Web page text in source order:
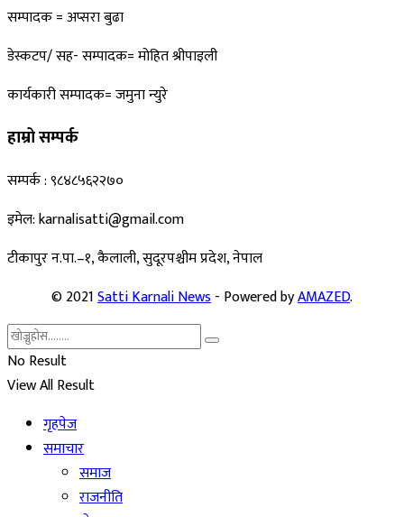
सम्पादक = अप्सरा बुढा
डेस्कटप/ सह- सम्पादक= माेहित श्रीपाइली
कार्यकारी सम्पादक= जमुना न्युरे
हाम्रो सम्पर्क
सम्पर्क : ९८४८५६२२७०
इमेल: karnalisatti@gmail.com
टीकापुर न.पा.–१, कैलाली, सुदूरपश्चीम प्रदेश, नेपाल
© 2021Satti Karnali News- Powered byAMAZED.
No Result
View All Result
गृहपेज
समाचार
समाज
राजनीति